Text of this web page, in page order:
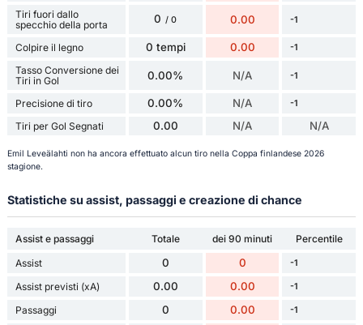
Tiri fuori dallo
specchio della porta
0 / 0 0.00 -1
Colpire il legno 0 tempi 0.00 -1
Tasso Conversione dei
Tiri in Gol
0.00% N/A -1
Precisione di tiro 0.00% N/A -1
Tiri per Gol Segnati 0.00 N/A N/A
Emil Leveälahti non ha ancora effettuato alcun tiro nella Coppa finlandese 2026
stagione.
Statistiche su assist, passaggi e creazione di chance
Assist e passaggi Totale dei 90 minuti
Percentile
Assist
0 0 -1
Assist previsti (xA) 0.00 0.00 -1
Passaggi 0 0.00 -1